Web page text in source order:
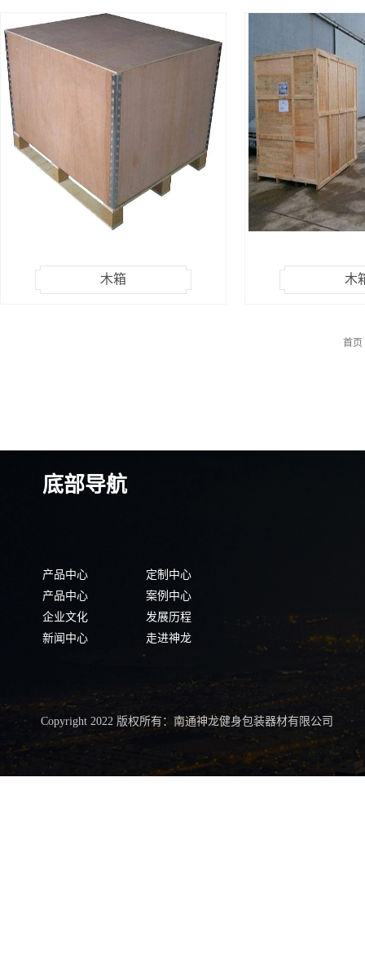
木箱 木
首页
底部导航
产品中心
定制中心
产品中心
案例中心
企业文化
发展历程
新闻中心
走进神龙
Copyright 2022 版权所有：南通神龙健身包装器材有限公司